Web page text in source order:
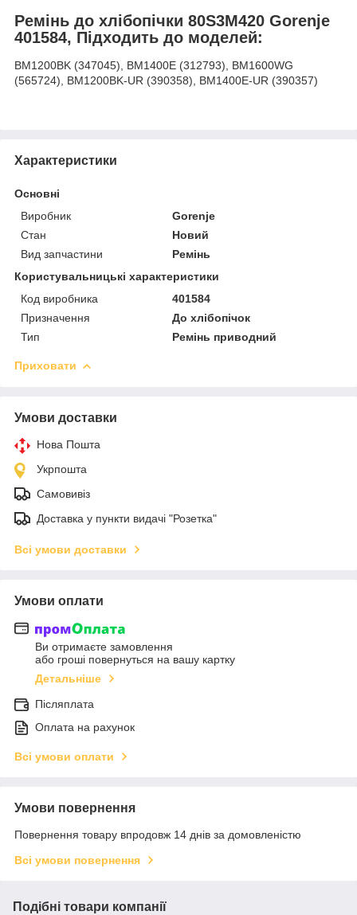
Ремінь до хлібопічки 80S3M420 Gorenje
401584, Підходить до моделей:
BM1200BK (347045), BM1400E (312793), BM1600WG
(565724), BM1200BK-UR (390358), BM1400E-UR (390357)
Характеристики
Основні
Виробник
Gorenje
Стан
Новий
Вид запчастини
Ремінь
Користувальницькі характеристики
Код виробника
401584
Призначення
До хлібопічок
Тип
Ремінь приводний
Приховати
Умови доставки
Нова Пошта
Укрпошта
Самовивіз
Доставка у пункти видачі "Розетка"
Всі умови доставки
Умови оплати
Ви отримаєте замовлення
або гроші повернуться на вашу картку
Детальніше
Післяплата
Оплата на рахунок
Всі умови оплати
Умови повернення
Повернення товару впродовж 14 днів за домовленістю
Всі умови повернення
Подібні товари компанії